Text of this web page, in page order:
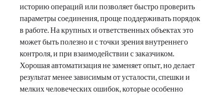
историю операций или позволяет быстро проверить
параметры соединения, проще поддерживать порядок
в работе. На крупных и ответственных объектах это
может быть полезно и с точки зрения внутреннего
контроля, и при взаимодействии с заказчиком.
Хорошая автоматизация не заменяет опыт, но делает
результат менее зависимым от усталости, спешки и
мелких человеческих ошибок, которые особенно